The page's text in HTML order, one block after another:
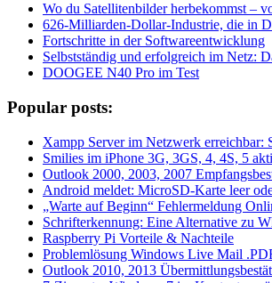
Wo du Satellitenbilder herbekommst –
626-Milliarden-Dollar-Industrie, die in
Fortschritte in der Softwareentwicklung
Selbstständig und erfolgreich im Netz:
DOOGEE N40 Pro im Test
Popular posts:
Xampp Server im Netzwerk erreichbar:
Smilies im iPhone 3G, 3GS, 4, 4S, 5
Outlook 2000, 2003, 2007
Android meldet: MicroSD-Karte leer
„Warte auf Beginn“ Fehlermeldung
Schrifterkennung: Eine Alternative zu
Raspberry Pi Vorteile & Nachteile
Problemlösung Windows Live Mail
Outlook 2010, 2013